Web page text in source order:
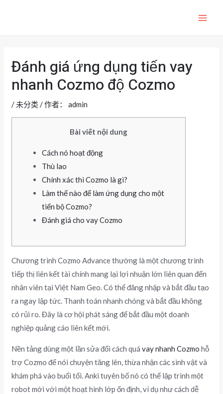
Đánh giá ứng dụng tiến vay
nhanh Cozmo độ Cozmo
/ 未分类 / 作者： admin
Bài viết nội dung
Cách nó hoạt động
Thù lao
Chính xác thì Cozmo là gì?
Làm thế nào để làm ứng dụng cho một
tiến bộ Cozmo?
Đánh giá cho vay Cozmo
Chương trình Cozmo Advance thường là một chương trình
tiếp thị liên kết tài chính mang lại lợi nhuận lớn liên quan đến
nhân viên tại Việt Nam Geo. Có thể đăng nhập và bắt đầu tạo
ra ngay lập tức. Thanh toán nhanh chóng và bắt đầu không
có rủi ro.Đây là cơ hội phát sáng để bắt đầu một doanh
nghiệp quảng cáo liên kết mới.
Nền tảng dùng một lần sửa đổi cách quávay nhanh Cozmo hỗ
trợ Cozmo để nói chuyện tăng lên, thừa nhận các sinh vật và
khám phá vào buổi tối. Anki tuyên bố nó có thể lập trình một
robot mới với một hoạt hình lớp ổn định, ví dụ như cách dễ